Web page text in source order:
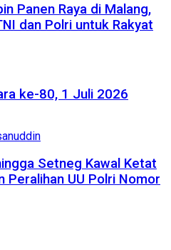
Panen Raya di Malang,
dan Polri untuk Rakyat
ke-80, 1 Juli 2026
Setneg Kawal Ketat
UU Polri Nomor